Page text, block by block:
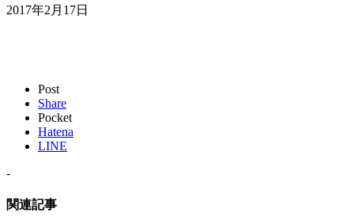
2017年2月17日
Post
Share
Pocket
Hatena
LINE
-
関連記事